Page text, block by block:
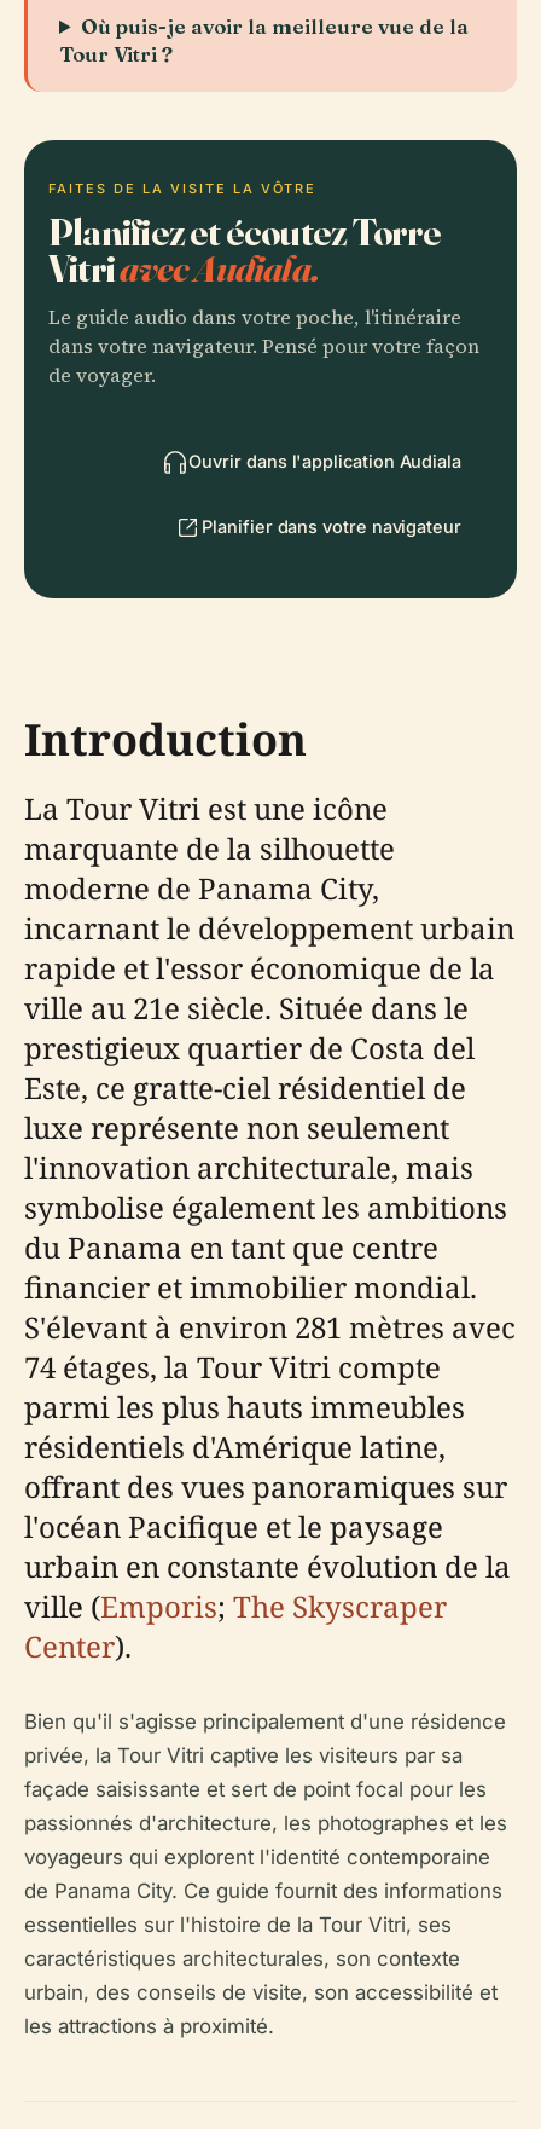
Où puis-je avoir la meilleure vue de la
Tour Vitri ?
FAITES DE LA VISITE LA VÔTRE
Planifiez et écoutez Torre
Vitriavec Audiala.
Le guide audio dans votre poche, l'itinéraire
dans votre navigateur. Pensé pour votre façon
de voyager.
Ouvrir dans l'application Audiala
Planifier dans votre navigateur
Introduction
La Tour Vitri est une icône
marquante de la silhouette
moderne de Panama City,
incarnant le développement urbain
rapide et l'essor économique de la
ville au 21e siècle. Située dans le
prestigieux quartier de Costa del
Este, ce gratte-ciel résidentiel de
luxe représente non seulement
l'innovation architecturale, mais
symbolise également les ambitions
du Panama en tant que centre
financier et immobilier mondial.
S'élevant à environ 281 mètres avec
74 étages, la Tour Vitri compte
parmi les plus hauts immeubles
résidentiels d'Amérique latine,
offrant des vues panoramiques sur
l'océan Pacifique et le paysage
urbain en constante évolution de la
ville (Emporis; The Skyscraper
Center).
Bien qu'il s'agisse principalement d'une résidence
privée, la Tour Vitri captive les visiteurs par sa
façade saisissante et sert de point focal pour les
passionnés d'architecture, les photographes et les
voyageurs qui explorent l'identité contemporaine
de Panama City. Ce guide fournit des informations
essentielles sur l'histoire de la Tour Vitri, ses
caractéristiques architecturales, son contexte
urbain, des conseils de visite, son accessibilité et
les attractions à proximité.